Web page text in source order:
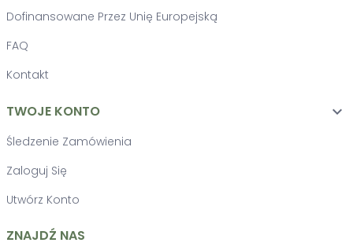
Dofinansowane Przez Unię Europejską
FAQ
Kontakt
TWOJE KONTO 
Śledzenie Zamówienia
Zaloguj Się
Utwórz Konto
ZNAJDŹ NAS